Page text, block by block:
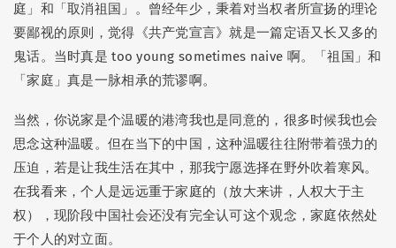
庭」和「取消祖国」。曾经年少，秉着对当权者所宣扬的理论
要鄙视的原则，觉得《共产党宣言》就是一篇定语又长又多的
鬼话。当时真是 too young sometimes naive 啊。「祖国」和
「家庭」真是一脉相承的荒谬啊。
当然，你说家是个温暖的港湾我也是同意的，很多时候我也会
思念这种温暖。但在当下的中国，这种温暖往往附带着强力的
压迫，若是让我生活在其中，那我宁愿选择在野外吹着寒风。
在我看来，个人是远远重于家庭的（放大来讲，人权大于主
权），现阶段中国社会还没有完全认可这个观念，家庭依然处
于个人的对立面。